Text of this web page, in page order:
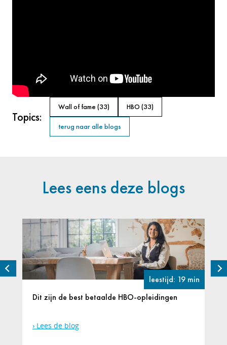
Topics:
Wall of fame (33) HBO (33)
terug naar alle blogs
Lees eens deze blogs
leestijd: 19 min
Dit zijn de best betaalde HBO-opleidingen
Lees de blog